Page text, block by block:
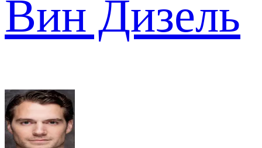
Вин Дизель